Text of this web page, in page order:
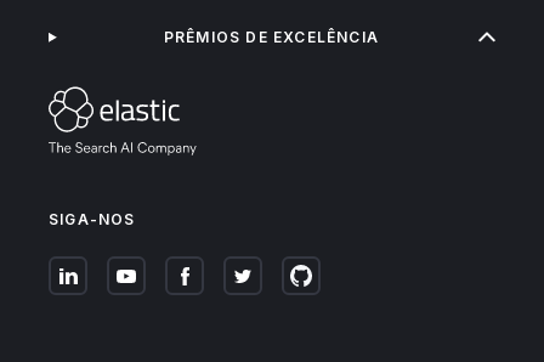
SIGA-NOS
PRÊMIOS DE EXCELÊNCIA